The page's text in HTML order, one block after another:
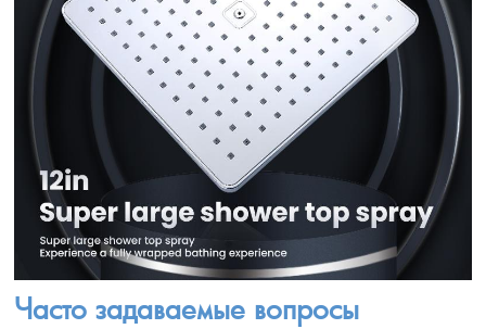
Часто задаваемые вопросы